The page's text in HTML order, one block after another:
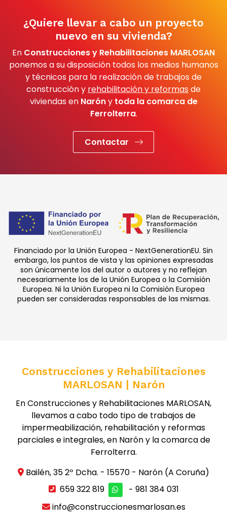
¿Quiere llevar a cabo un proyecto
nuevo en su vivienda?
En Construcciones y Rehabilitaciones MARLOSAN
ponemos a su disposición todos los medios humanos
y técnicos para la realización de trabajos de
construcción y rehabilitación y reformas de
viviendas en Naróny toda la comarca de
Ferrolterra.
Contactar
Financiado por la Unión Europea - NextGenerationEU. Sin
embargo, los puntos de vista y las opiniones expresadas
son únicamente los del autor o autores y no reflejan
necesariamente los de la Unión Europea o la Comisión
Europea. Ni la Unión Europea ni la Comisión Europea
pueden ser consideradas responsables de las mismas.
Construcciones y Rehabilitaciones
MARLOSAN | Narón
En Construcciones y Rehabilitaciones MARLOSAN,
llevamos a cabo todo tipo de trabajos de
impermeabilización, rehabilitación y reformas
parciales e integrales, en Narón y la comarca de
Ferrolterra.
Bailén, 35 2º Dcha. - 15570 - Narón (A Coruña)
659 322 819
- 981 384 031
info@construccionesmarlosan.es